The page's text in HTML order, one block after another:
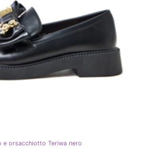
e orsacchiotto Teriwa nero